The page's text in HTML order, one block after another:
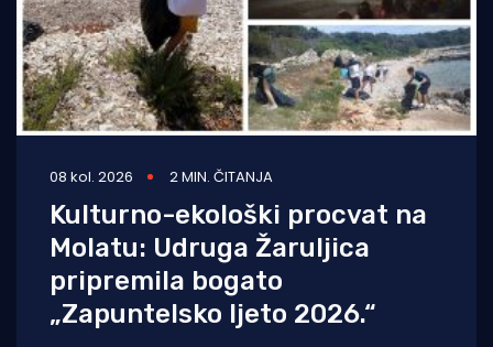
08 kol. 2026 2 MIN. ČITANJA
Kulturno-ekološki procvat na
Molatu: Udruga Žaruljica
pripremila bogato
„Zapuntelsko ljeto 2026.“